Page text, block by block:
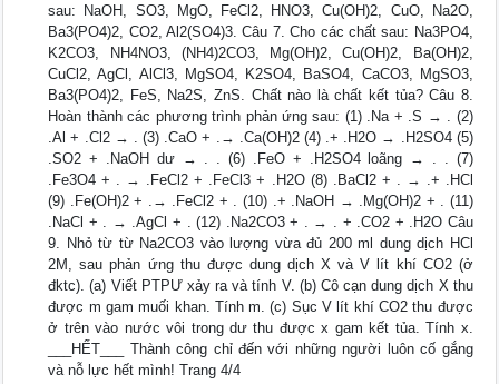
sau: NaOH, SO3, MgO, FeCl2, HNO3, Cu(OH)2, CuO, Na2O,
Ba3(PO4)2, CO2, Al2(SO4)3. Câu 7. Cho các chất sau: Na3PO4,
K2CO3, NH4NO3, (NH4)2CO3, Mg(OH)2, Cu(OH)2, Ba(OH)2,
CuCl2, AgCl, AlCl3, MgSO4, K2SO4, BaSO4, CaCO3, MgSO3,
Ba3(PO4)2, FeS, Na2S, ZnS. Chất nào là chất kết tủa? Câu 8.
Hoàn thành các phương trình phản ứng sau: (1) .Na + .S → . (2)
.Al + .Cl2 → . (3) .CaO + .→ .Ca(OH)2 (4) .+ .H2O → .H2SO4 (5)
.SO2 + .NaOH dư → . . (6) .FeO + .H2SO4 loãng → . . (7)
.Fe3O4 + . → .FeCl2 + .FeCl3 + .H2O (8) .BaCl2 + . → .+ .HCl
(9) .Fe(OH)2 + .→ .FeCl2 + . (10) .+ .NaOH → .Mg(OH)2 + . (11)
.NaCl + . → .AgCl + . (12) .Na2CO3 + . → . + .CO2 + .H2O Câu
9. Nhỏ từ từ Na2CO3 vào lượng vừa đủ 200 ml dung dịch HCl
2M, sau phản ứng thu được dung dịch X và V lít khí CO2 (ở
đktc). (a) Viết PTPƯ xảy ra và tính V. (b) Cô cạn dung dịch X thu
được m gam muối khan. Tính m. (c) Sục V lít khí CO2 thu được
ở trên vào nước vôi trong dư thu được x gam kết tủa. Tính x.
___HẾT___ Thành công chỉ đến với những người luôn cố gắng
và nỗ lực hết mình! Trang 4/4